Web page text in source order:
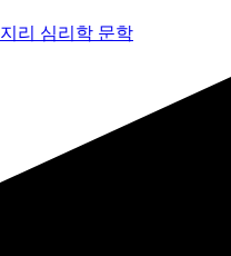
지리 심리학 문학